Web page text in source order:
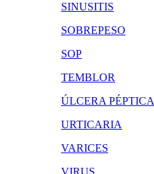
SINUSITIS
SOBREPESO
SOP
TEMBLOR
ÚLCERA PÉPTICA
URTICARIA
VARICES
VIRUS